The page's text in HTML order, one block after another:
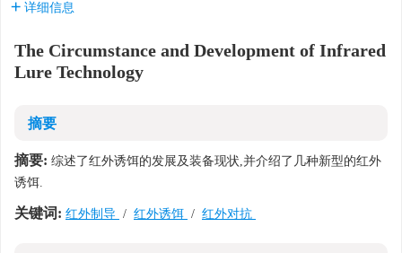
详细信息
The Circumstance and Development of Infrared
Lure Technology
摘要
摘要: 综述了红外诱饵的发展及装备现状,并介绍了几种新型的红外
诱饵.
关键词: 红外制导 / 红外诱饵 / 红外对抗